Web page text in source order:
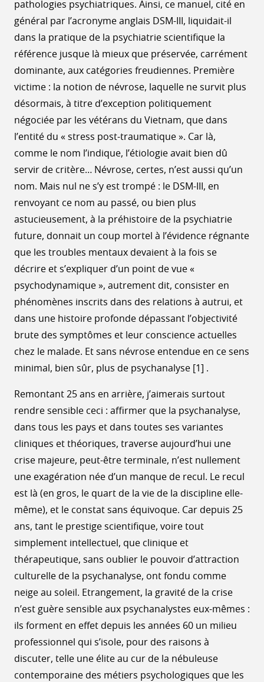
pathologies psychiatriques. Ainsi, ce manuel, cité en
général par l’acronyme anglais DSM-III, liquidait-il
dans la pratique de la psychiatrie scientifique la
référence jusque là mieux que préservée, carrément
dominante, aux catégories freudiennes. Première
victime : la notion de névrose, laquelle ne survit plus
désormais, à titre d’exception politiquement
négociée par les vétérans du Vietnam, que dans
l’entité du « stress post-traumatique ». Car là,
comme le nom l’indique, l’étiologie avait bien dû
servir de critère… Névrose, certes, n’est aussi qu’un
nom. Mais nul ne s’y est trompé : le DSM-III, en
renvoyant ce nom au passé, ou bien plus
astucieusement, à la préhistoire de la psychiatrie
future, donnait un coup mortel à l’évidence régnante
que les troubles mentaux devaient à la fois se
décrire et s’expliquer d’un point de vue «
psychodynamique », autrement dit, consister en
phénomènes inscrits dans des relations à autrui, et
dans une histoire profonde dépassant l’objectivité
brute des symptômes et leur conscience actuelles
chez le malade. Et sans névrose entendue en ce sens
minimal, bien sûr, plus de psychanalyse [1] .
Remontant 25 ans en arrière, j’aimerais surtout
rendre sensible ceci : affirmer que la psychanalyse,
dans tous les pays et dans toutes ses variantes
cliniques et théoriques, traverse aujourd’hui une
crise majeure, peut-être terminale, n’est nullement
une exagération née d’un manque de recul. Le recul
est là (en gros, le quart de la vie de la discipline elle-
même), et le constat sans équivoque. Car depuis 25
ans, tant le prestige scientifique, voire tout
simplement intellectuel, que clinique et
thérapeutique, sans oublier le pouvoir d’attraction
culturelle de la psychanalyse, ont fondu comme
neige au soleil. Etrangement, la gravité de la crise
n’est guère sensible aux psychanalystes eux-mêmes :
ils forment en effet depuis les années 60 un milieu
professionnel qui s’isole, pour des raisons à
discuter, telle une élite au cur de la nébuleuse
contemporaine des métiers psychologiques que les